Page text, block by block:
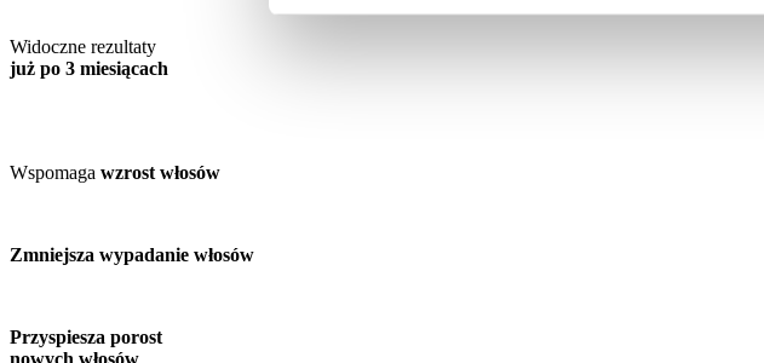
Widoczne rezultaty
już po 3 miesiącach
Wspomaga wzrost włosów
Zmniejsza wypadanie włosów
Przyspiesza porost
nowych włosów